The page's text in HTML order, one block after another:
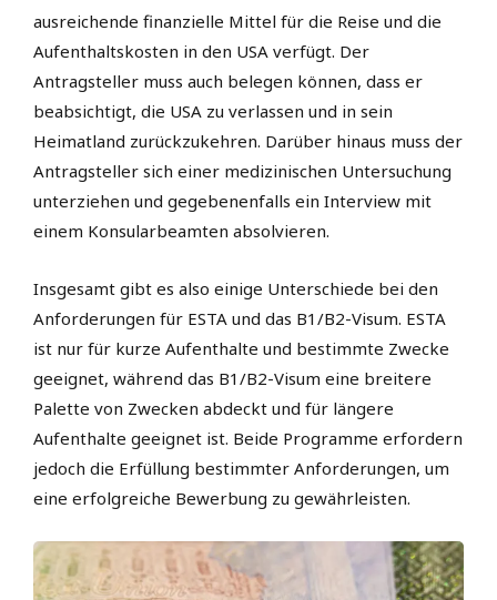
ausreichende finanzielle Mittel für die Reise und die
Aufenthaltskosten in den USA verfügt. Der
Antragsteller muss auch belegen können, dass er
beabsichtigt, die USA zu verlassen und in sein
Heimatland zurückzukehren. Darüber hinaus muss der
Antragsteller sich einer medizinischen Untersuchung
unterziehen und gegebenenfalls ein Interview mit
einem Konsularbeamten absolvieren.
Insgesamt gibt es also einige Unterschiede bei den
Anforderungen für ESTA und das B1/B2-Visum. ESTA
ist nur für kurze Aufenthalte und bestimmte Zwecke
geeignet, während das B1/B2-Visum eine breitere
Palette von Zwecken abdeckt und für längere
Aufenthalte geeignet ist. Beide Programme erfordern
jedoch die Erfüllung bestimmter Anforderungen, um
eine erfolgreiche Bewerbung zu gewährleisten.